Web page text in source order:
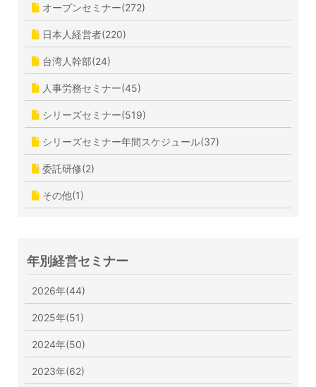
オープンセミナー(272)
日本人経営者(220)
台湾人幹部(24)
人事労務セミナー(45)
シリーズセミナー(519)
シリーズセミナー年間スケジュール(37)
委託研修(2)
その他(1)
年別経営セミナー
2026年(44)
2025年(51)
2024年(50)
2023年(62)